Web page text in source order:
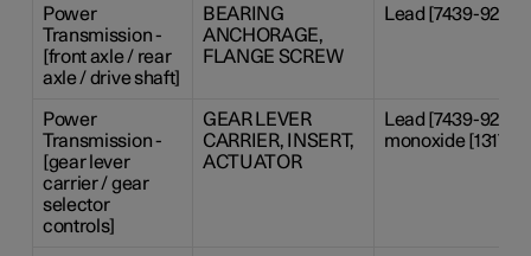
Power
Transmission -
[front axle / rear
axle / drive shaft]
BEARING
ANCHORAGE,
FLANGE SCREW
Lead [7439-92-
Power
Transmission -
[gear lever
carrier / gear
selector
controls]
GEAR LEVER
CARRIER, INSERT,
ACTUATOR
Lead [7439-92-
monoxide [1317-